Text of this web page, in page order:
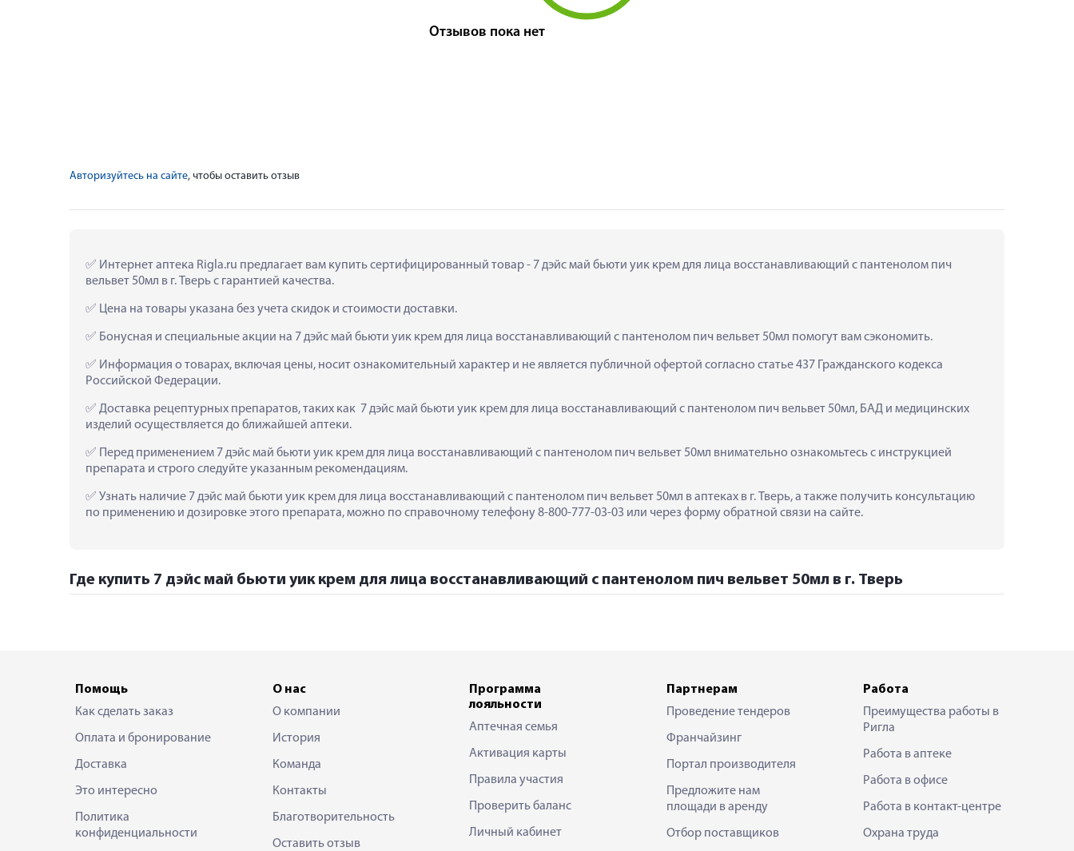
Отзывов пока нет
Авторизуйтесь на сайте, чтобы оставить отзыв
Интернет аптека Rigla.ru предлагает вам купить сертифицированный товар - 7 дэйс май бьюти уик крем для лица восстанавливающий с пантенолом пич
вельвет 50мл в г. Тверь с гарантией качества.
Цена на товары указана без учета скидок и стоимости доставки.
Бонусная и специальные акции на 7 дэйс май бьюти уик крем для лица восстанавливающий с пантенолом пич вельвет 50мл помогут вам сэкономить.
Информация о товарах, включая цены, носит ознакомительный характер и не является публичной офертой согласно статье 437 Гражданского кодекса
Российской Федерации.
Доставка рецептурных препаратов, таких как  7 дэйс май бьюти уик крем для лица восстанавливающий с пантенолом пич вельвет 50мл, БАД и медицинских
изделий осуществляется до ближайшей аптеки.
Перед применением 7 дэйс май бьюти уик крем для лица восстанавливающий с пантенолом пич вельвет 50мл внимательно ознакомьтесь с инструкцией
препарата и строго следуйте указанным рекомендациям.
Узнать наличие 7 дэйс май бьюти уик крем для лица восстанавливающий с пантенолом пич вельвет 50мл в аптеках в г. Тверь, а также получить консультацию
по применению и дозировке этого препарата, можно по справочному телефону 8-800-777-03-03 или через форму обратной связи на сайте.
Где купить 7 дэйс май бьюти уик крем для лица восстанавливающий с пантенолом пич вельвет 50мл в г. Тверь
Помощь
Как сделать заказ
Оплата и бронирование
Доставка
Это интересно
Политика
конфиденциальности
О нас
О компании
История
Команда
Контакты
Благотворительность
Оставить отзыв
Программа
лояльности
Аптечная семья
Активация карты
Правила участия
Проверить баланс
Личный кабинет
Партнерам
Проведение тендеров
Франчайзинг
Портал производителя
Предложите нам
площади в аренду
Отбор поставщиков
Работа
Преимущества работы в
Ригла
Работа в аптеке
Работа в офисе
Работа в контакт-центре
Охрана труда